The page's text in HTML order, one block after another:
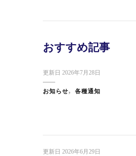
おすすめ記事
更新日 2026年7月28日
お知らせ 各種通知
更新日 2026年6月29日